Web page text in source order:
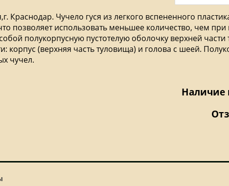
Краснодар. Чучело гуся из легкого вспененного
позволяет использовать меньшее количество, чем
полукорпусную пустотелую оболочку верхней
корпус (верхняя часть туловища) и голова с шеей.
чучел.
Наличие